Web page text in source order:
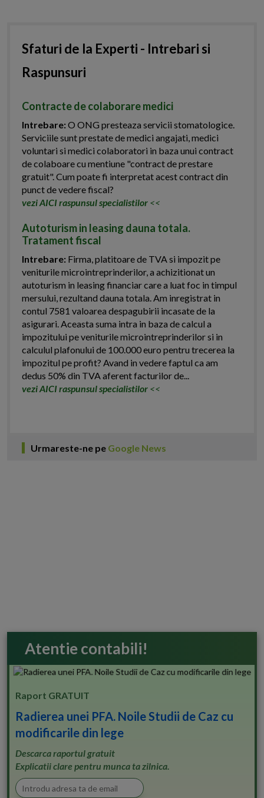
Sfaturi de la Experti - Intrebari si
Raspunsuri
Contracte de colaborare medici
Intrebare:O ONG presteaza servicii stomatologice.
Serviciile sunt prestate de medici angajati, medici
voluntari si medici colaboratori in baza unui contract
de colaboare cu mentiune "contract de prestare
gratuit". Cum poate fi interpretat acest contract din
punct de vedere fiscal?
vezi AICI raspunsul specialistilor <<
Autoturism in leasing dauna totala.
Tratament fiscal
Intrebare: Firma, platitoare de TVA si impozit pe
veniturile microintreprinderilor, a achizitionat un
autoturism in leasing financiar care a luat foc in timpul
mersului, rezultand dauna totala. Am inregistrat in
contul 7581 valoarea despagubirii incasate de la
asigurari. Aceasta suma intra in baza de calcul a
impozitului pe veniturile microintreprinderilor si in
calculul plafonului de 100.000 euro pentru trecerea la
impozitul pe profit? Avand in vedere faptul ca am
dedus 50% din TVA aferent facturilor de...
vezi AICI raspunsul specialistilor <<
Urmareste-ne pe Google News
Atentie contabili!
Raport GRATUIT
Radierea unei PFA. Noile Studii de Caz cu
modificarile din lege
Descarca raportul gratuit
Explicatii clare pentru munca ta zilnica.